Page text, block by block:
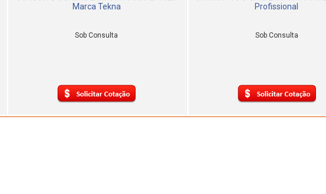
Marca Tekna
Sob Consulta
Profissional
Sob Consulta